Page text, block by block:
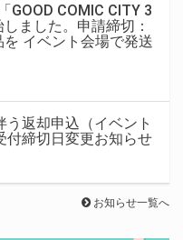
GOOD COMIC CITY 3
ました。申請締切：
イベント会場で発送
う返却申込（イベント
付締切日変更お知らせ
お知らせ一覧へ